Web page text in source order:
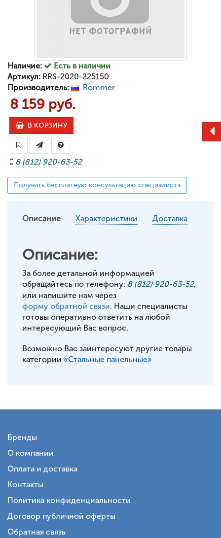
Наличие:
Есть в наличии
Артикул: RRS-2020-225150
Производитель:
Rommer
8 159 руб.
В КОРЗИНУ
8 (812) 920-63-52
Получить бесплатную консультацию специалиста
Описание Характеристики Доставка
Описание:
За более детальной информацией
обращайтесь по телефону: 8 (812) 920-63-52,
или напишите нам через
форму обратной связи. Наши специалисты
готовы оперативно ответить на любой
интересующий Вас вопрос.
Возможно Вас заинтересуют другие товары
категории «Стальные панельные»
Бренды
О компании
Оплата и доставка
Контакты
Политика конфиденциальности
Договор публичной оферты
Обратная связь